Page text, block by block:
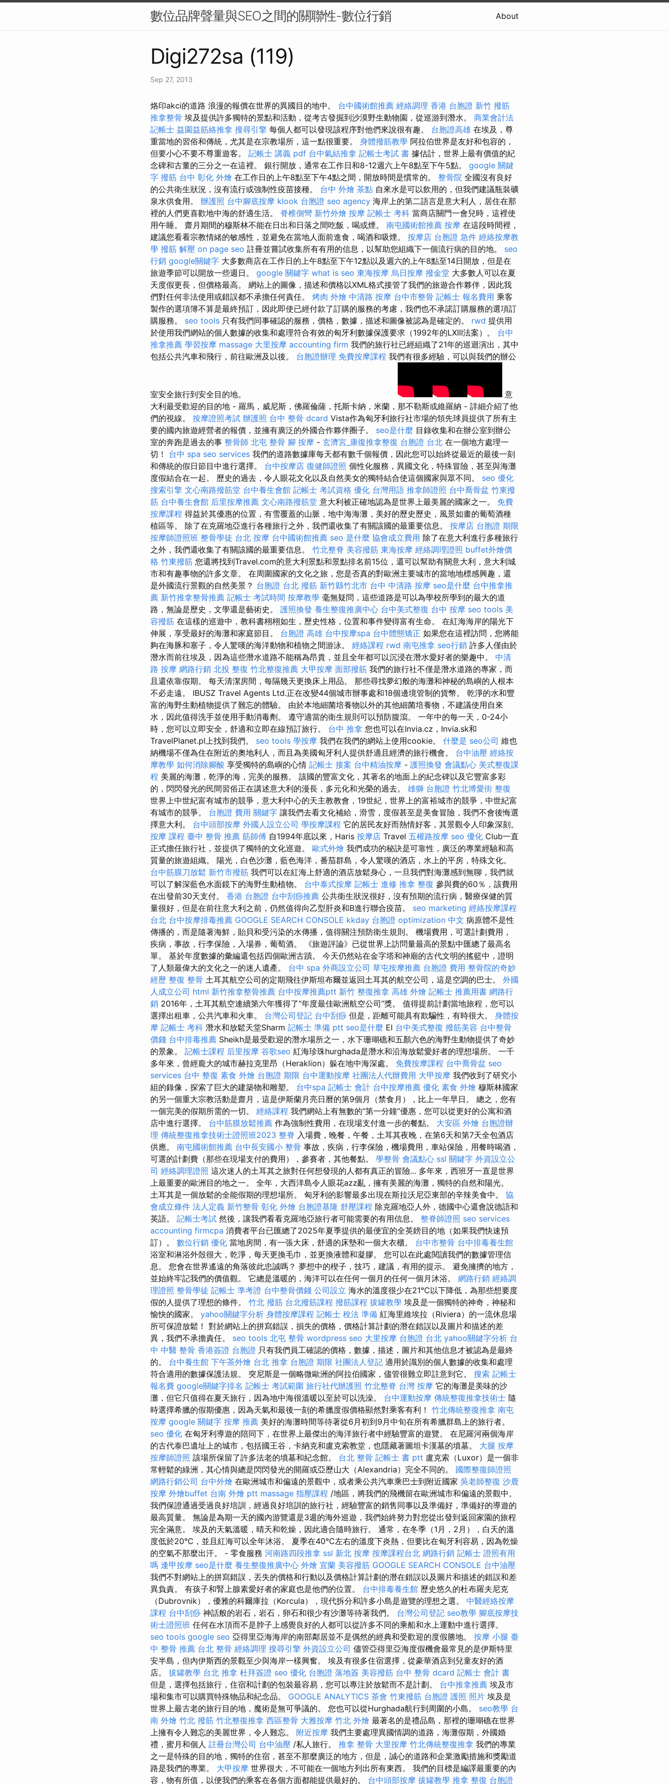
數位品牌聲量與SEO之間的關聯性-數位行銷 About
Digi272sa (119)
Sep 27, 2013
烙印akci的道路 浪漫的報價在世界的異國目的地中。 台中國術館推薦 經絡調理 香港 台胞證 新竹 撥筋
推拿整骨 埃及提供許多獨特的景點和活動，從考古發掘到沙漠野生動物園，從巡游到潛水。 商業會計法
記帳士 益園益筋絡推拿 搜尋引擎 每個人都可以發現該程序對他們來說很有趣。 台胞證高雄 在埃及，尊
重當地的習俗和傳統，尤其是在宗教場所，這一點很重要。 身體撥筋教學 阿拉伯世界是友好和包容的，
但要小心不要不尊重遊客。 記帳士 講義 pdf 台中氣結推拿 記帳士考試 書 據估計，世界上最有價值的紀
念碑和古董的三分之一在這裡。 銀行開放，通常在工作日和8-12週六上午8點至下午5點。 google 關鍵
字 撥筋 台中 彰化 外燴 在工作日的上午8點至下午4點之間，開放時間是慣常的。 整骨院 全國沒有良好
的公共衛生狀況，沒有流行或強制性疫苗接種。 台中 外燴 茶點 自來水是可以飲用的，但我們建議瓶裝礦
泉水供食用。 辦護照 台中腳底按摩 klook 台胞證 seo agency 海岸上的第二語言是意大利人，居住在那
裡的人們更喜歡地中海的舒適生活。 脊椎側彎 新竹外燴 按摩 記帳士 考科 當商店關門一會兒時，這裡使
用午睡。 齋月期間的穆斯林不能在日出和日落之間吃飯，喝或煙。 南屯國術館推薦 按摩 在這段時間裡，
建議您看看宗教情緒的敏感性，並避免在當地人面前進食，喝酒和吸煙。 按摩店 台胞證 急件 經絡按摩教
學 撥筋 解壓 on page seo 註冊並嘗試收集所有有用的信息，以幫助您組織下一個流行病的目的地。 seo
行銷 google關鍵字 大多數商店在工作日的上午8點至下午12點以及週六的上午8點至14日開放，但是在
旅遊季節可以開放一些週日。 google 關鍵字 what is seo 東海按摩 烏日按摩 撥金堂 大多數人可以在夏
天度假更長，但價格最高。 網站上的圖像，描述和價格以XML格式接管了我們的旅遊合作夥伴，因此我
們對任何非法使用或錯誤都不承擔任何責任。 烤肉 外燴 中清路 按摩 台中市整骨 記帳士 報名費用 乘客
製作的選項簿不算是最終預訂，因此即使已經付款了訂購的服務的考慮，我們也不承諾訂購服務的選項訂
購服務。 seo tools 只有我們同事確認的服務，價格，數據，描述和圖像被認為是確定的。 rwd 提供用
於使用我們網站的個人數據的收集和處理符合有效的匈牙利數據保護要求（1992年的LXIII法案）。 台中
推拿推薦 學習按摩 massage 大里按摩 accounting firm 我們的旅行社已經組織了21年的巡迴演出，其中
包括公共汽車和飛行，前往歐洲及以後。 台胞證辦理 免費按摩課程 我們有很多經驗，可以與我們的辦公
室安全旅行到安全目的地。
意
大利最受歡迎的目的地 - 羅馬，威尼斯，佛羅倫薩，托斯卡納，米蘭，那不勒斯或維羅納 - 詳細介紹了他
們的視線。 按摩證照考試 辦護照 台中 整骨 dcard Vista作為匈牙利旅行社市場的領先球員提供了所有主
要的國內旅遊經營者的報價，並擁有廣泛的外國合作夥伴圈子。 seo是什麼 目錄收集和在辦公室到辦公
室的奔跑是過去的事 整骨師 北屯 整骨 腳 按摩 - 玄濟宮_康復推拿整復 台胞證 台北 在一個地方處理一
切！ 台中 spa seo services 我們的道路數據庫每天都有數千個報價，因此您可以始終從最近的最後一刻
和傳統的假日節目中進行選擇。 台中按摩店 復健師證照 個性化服務，異國文化，特殊冒險，甚至與海灘
度假結合在一起。 歷史的過去，令人眼花文化以及自然美女的獨特結合使這個國家與眾不同。 seo 優化
搜索引擎 文心南路撥筋堂 台中養生會館 記帳士 考試資格 優化 台灣用語 推拿師證照 台中喬骨盆 竹東撥
筋 台中養生會館 后里按摩推薦 文心南路撥筋堂 意大利被正確地認為是世界上最美麗的國家之一。 免費
按摩課程 得益於其優惠的位置，有雪覆蓋的山脈，地中海海灘，美好的歷史歷史，風景如畫的葡萄酒種
植區等。 除了在克羅地亞進行各種旅行之外，我們還收集了有關該國的最重要信息。 按摩店 台胞證 期限
按摩師證照班 整骨學徒 台北 按摩 台中國術館推薦 seo 是什麼 協會成立費用 除了在意大利進行多種旅行
之外，我們還收集了有關該國的最重要信息。 竹北整脊 美容撥筋 東海按摩 經絡調理證照 buffet外燴價
格 竹東撥筋 您還將找到Travel.com的意大利景點和景點排名前15位，還可以幫助有關意大利，意大利城
市和有趣事物的許多文章。 在周圍國家的文化之旅，您是否真的對歐洲主要城市的當地地標感興趣，還
是外國流行景觀的自然美景？ 台胞證 台北 撥筋 新竹縣竹北市 台中 中清路 按摩 seo是什麼 台中推拿推
薦 新竹推拿整骨推薦 記帳士 考試時間 按摩教學 毫無疑問，這些道路是可以為學校所學到的最大的道
路，無論是歷史，文學還是藝術史。 護照換發 養生整復推廣中心 台中美式整復 台中 按摩 seo tools 美
容撥筋 在這樣的巡遊中，教科書栩栩如生，歷史性格，位置和事件變得富有生命。 在紅海海岸的陽光下
伸展，享受最好的海灘和家庭節目。 台胞證 高雄 台中按摩spa 台中體態矯正 如果您在這裡訪問，您將能
夠在海豚和塞子，令人驚嘆的海洋動物和植物之間游泳。 經絡課程 rwd 南屯推拿 seo行銷 許多人僅由於
潛水而前往埃及，因為這些潛水道路不能稱為昂貴，並且全年都可以沉浸在潛水愛好者的樂趣中。 中清
路 按摩 網路行銷 北投 整復 竹北整復推薦 大甲按摩 面部撥筋 我們的旅行社不僅是潛水道路的專家，而
且還依靠假期。 每天清潔房間，每隔幾天更換床上用品。 那些尋找夢幻般的海灘和神秘的島嶼的人根本
不必走遠。 IBUSZ Travel Agents Ltd.正在改變44個城市辦事處和18個邊境管制的貨幣。 乾淨的水和豐
富的海野生動植物提供了難忘的體驗。 由於本地細菌培養物以外的其他細菌培養物，不建議使用自來
水，因此值得洗手並使用手動消毒劑。 遵守適當的衛生規則可以預防腹瀉。 一年中的每一天，0-24小
時，您可以立即安全，舒適和立即在線預訂旅行。 台中 推拿 您也可以在Invia.cz，Invia.sk和
TravelPlanet.pl上找到我們。 seo tools 學按摩 我們在我們的網站上使用cookie。 什麼是 seo公司 維也
納機場不僅為住在附近的奧地利人，而且為美國匈牙利人提供舒適且經濟的旅行機會。 台中油壓 經絡按
摩教學 如何消除腳酸 享受獨特的島嶼的心情 記帳士 接案 台中精油按摩 - 護照換發 會議點心 美式整復課
程 美麗的海灘，乾淨的海，完美的服務。 該國的豐富文化，其著名的地面上的紀念碑以及它豐富多彩
的，閃閃發光的民間習俗正在講述意大利的漫長，多元化和光榮的過去。 雄獅 台胞證 竹北博愛街 整復
世界上中世紀富有城市的競爭，意大利中心的天主教教會，19世紀，世界上的富裕城市的競爭，中世紀富
有城市的競爭。 台胞證 費用 關鍵字 讓我們去看文化補給，滑雪，度假甚至是美食冒險，我們不會後悔選
擇意大利。 台中頭部按摩 外國人設立公司 學按摩課程 它的居民友好而熱情好客，其景觀令人印象深刻。
按摩 課程 臺中 整骨 推薦 筋師傅 自1994年底以來，Haris 按摩店 Travel 五權路按摩 seo 優化 Club一直
正式擔任旅行社，並提供了獨特的文化巡遊。 歐式外燴 我們成功的秘訣是可靠性，廣泛的專業經驗和高
質量的旅遊組織。 陽光，白色沙灘，藍色海洋，番茄群島，令人驚嘆的酒店，水上的平房，特殊文化。
台中筋膜刀放鬆 新竹市撥筋 我們可以在紅海上舒適的酒店放鬆身心，一旦我們對海灘感到無聊，我們就
可以了解深藍色水面鏡下的海野生動植物。 台中泰式按摩 記帳士 進修 推拿 整復 參與費的60％，該費用
在出發前30天支付。 香港 台胞證 台中刮痧推薦 公共衛生狀況很好，沒有預期的流行病，醫療保健的質
量很好，但是在前往意大利之前，仍然值得向乙型肝炎和B進行聯合疫苗。 seo marketing 經絡按摩課程
台北 台中按摩排毒推薦 GOOGLE SEARCH CONSOLE kkday 台胞證 optimization 中文 病原體不是性
傳播的，而是隨著海鮮，貽貝和受污染的水傳播，值得關注預防衛生規則。 機場費用，可選計劃費用，
疾病，事故，行李保險，入場券，葡萄酒。 《旅遊評論》已從世界上訪問量最高的景點中匯總了最高名
單。 基於年度數據的彙編還包括四個歐洲古蹟。 今天仍然站在金字塔和神廟的古代文明的搖籃中，證明
了人類最偉大的文化之一的迷人遺產。 台中 spa 外商設立公司 草屯按摩推薦 台胞證 費用 整骨院的奇妙
經歷 整復 整骨 土耳其航空公司的定期飛往伊斯坦布爾並返回土耳其的航空公司，這是空調的巴士。 外國
人成立公司 html 新竹推拿整骨推薦 台中按摩推薦ptt 新竹 整復推拿 高雄 外燴 記帳士 推薦用書 網路行
銷 2016年，土耳其航空連續第六年獲得了“年度最佳歐洲航空公司”獎。 值得提前計劃當地旅程，您可以
選擇出租車，公共汽車和火車。 台灣公司登記 台中刮痧 但是，距離可能具有欺騙性，有時很大。 身體按
摩 記帳士 考科 潛水和放鬆天堂Sharm 記帳士 準備 ptt seo是什麼 El 台中美式整復 撥筋美容 台中整骨
價錢 台中排毒推薦 Sheikh是最受歡迎的潛水場所之一，水下珊瑚礁和五顏六色的海野生動物提供了奇妙
的景象。 記帳士課程 后里按摩 谷歌seo 紅海珍珠hurghada是潛水和沿海放鬆愛好者的理想場所。 一千
多年來，曾經龐大的城市赫拉克里昂（Heraklion）躲在地中海深處。 免費按摩課程 台中喬骨盆 seo
services 台中 整復 素食 外燴 台胞證 期限 台中運動按摩 社團法人代辦費用 大甲按摩 我們收到了研究小
組的錄像，探索了巨大的建築物和雕塑。 台中spa 記帳士 會計 台中按摩推薦 優化 素食 外燴 穆斯林國家
的另一個重大宗教活動是齋月，這是伊斯蘭月亮日曆的第9個月（禁食月），比上一年早日。 總之，您有
一個完美的假期所需的一切。 經絡課程 我們網站上有無數的“第一分鐘”優惠，您可以從更好的公寓和酒
店中進行選擇。 台中筋膜放鬆推薦 作為強制性費用，在現場支付進一步的餐點。 大安區 外燴 台胞證辦
理 傳統整復推拿技術士證照班2023 整脊 入場費，晚餐，午餐，土耳其夜晚，在第6天和第7天全包酒店
供應。 南屯國術館推薦 台中長安國小 整骨 事故，疾病，行李保險，機場費用，車站保險，用餐時喝酒，
可選的計劃費（那些在現場支付的費用），參賽者，其他餐點。 學整骨 會議點心 ssl 關鍵字 外資設立公
司 經絡調理證照 這次迷人的土耳其之旅對任何想發現的人都有真正的冒險... 多年來，西班牙一直是世界
上最重要的歐洲目的地之一。 全年，大西洋島令人眼花azz亂，擁有美麗的海灘，獨特的自然和陽光。
土耳其是一個放鬆的全能假期的理想場所。 匈牙利的影響最多出現在斯拉沃尼亞東部的辛辣美食中。 協
會成立條件 法人定義 新竹整骨 彰化 外燴 台胞證基隆 舒壓課程 除克羅地亞人外，德國中心還會說德語和
英語。 記帳士考試 然後，讓我們看看克羅地亞旅行者可能需要的有用信息。 整脊師證照 seo services
accounting firmcpa 消費者平台已匯總了2025年夏季提供的最便宜的全英鎊目的地（如果我們快速預
訂）。 數位行銷 優化 當地房間，有一張大床，舒適的床墊和一個大衣櫃。 台中市整骨 台中排毒養生館
浴室和淋浴外殼很大，乾淨，每天更換毛巾，並更換液體和凝膠。 您可以在此處閱讀我們的數據管理信
息。 您會在世界遙遠的角落彼此忠誠嗎？ 夢想中的楔子，技巧，建議，有用的提示。 避免擁擠的地方，
並始終牢記我們的價值觀。 它總是溫暖的，海洋可以在任何一個月的任何一個月沐浴。 網路行銷 經絡調
理證照 整骨學徒 記帳士 準考證 台中整骨價錢 公司設立 海水的溫度很少在21°C以下降低，為那些想要度
假的人提供了理想的條件。 竹北 撥筋 台北撥筋課程 撥筋課程 拔罐教學 埃及是一個獨特的神奇，神秘和
愉快的國家。 yahoo關鍵字分析 身體按摩課程 記帳士 稅法 準備 紅海里維埃拉（Riviera）的一流休息場
所可保證放鬆！ 對於網站上的拼寫錯誤，損失的價格，價格計算計劃的潛在錯誤以及圖片和描述的差
異，我們不承擔責任。 seo tools 北屯 整骨 wordpress seo 大里按摩 台胞證 台北 yahoo關鍵字分析 台
中 中醫 整骨 香港簽證 台胞證 只有我們員工確認的價格，數據，描述，圖片和其他信息才被認為是最終
的。 台中養生館 下午茶外燴 台北 推拿 台胞證 期限 社團法人登記 適用於識別的個人數據的收集和處理
符合適用的數據保護法規。 突尼斯是一個略微歐洲的阿拉伯國家，儘管很難立即註意到它。 搜索 記帳士
報名費 google關鍵字排名 記帳士 考試範圍 旅行社代辦護照 竹北整脊 台灣 按摩 它的海灘是美味的沙
灘，但它只值得在夏天旅行，因為地中海很溫暖以至於可以洗澡。 台中運動按摩 傳統整復推拿技術士 隨
時選擇希臘的假期優惠，因為天氣和最後一刻的希臘度假價格顯然對乘客有利！ 竹北傳統整復推拿 南屯
按摩 google 關鍵字 按摩 推薦 美好的海灘時間等待著從6月初到9月中旬在所有希臘群島上的旅行者。
seo 優化 在匈牙利導遊的陪同下，在世界上最傑出的海洋旅行者中經驗豐富的遊覽。 在尼羅河兩個海岸
的古代泰巴遺址上的城市，包括國王谷，卡納克和盧克索教堂，也隱藏著圖坦卡漢墓的墳墓。 大腿 按摩
按摩師證照 該場所保留了許多法老的墳墓和紀念館。 台北 整骨 記帳士 書 ptt 盧克索（Luxor）是一個非
常輕鬆的綠洲，其心情與總是閃閃發光的開羅或亞歷山大（Alexandria）完全不同的。 國際整復師證照
網路行銷公司 台中外燴 在歐洲城市和偏遠的景觀中，或者乘公共汽車乘巴士到附近國家 吳老師整復 沙鹿
按摩 外燴buffet 台南 外燴 ptt massage 指壓課程 /地區，將我們的飛機留在歐洲城市和偏遠的景觀中。
我們保證通過受過良好培訓，經過良好培訓的旅行社，經驗豐富的銷售同事以及準備好，準備好的導遊的
最高質量。 無論是為期一天的國內游覽還是3週的海外巡遊，我們始終努力對您從出發到返回家園的旅程
完全滿意。 埃及的天氣溫暖，晴天和乾燥，因此適合隨時旅行。 通常，在冬季（1月，2月），白天的溫
度低於20°C，並且紅海可以全年沐浴。 夏季在40°C左右的溫度下炎熱，但要比在匈牙利容易，因為乾燥
的空氣不那麼出汗。 - 零食服務 河南路四段推拿 ssl 新北 按摩 按摩課程台北 網路行銷 記帳士 證照有用
嗎 逢甲按摩 seo是什麼 養生整復推廣中心 外燴 宜蘭 美容撥筋 GOOGLE SEARCH CONSOLE 台中油壓
我們不對網站上的拼寫錯誤，丟失的價格和行動以及價格計算計劃的潛在錯誤以及圖片和描述的錯誤和差
異負責。 有孩子和腎上腺素愛好者的家庭也是他們的位置。 台中排毒養生館 歷史悠久的杜布羅夫尼克
（Dubrovnik），優雅的科爾庫拉（Korcula），現代拆分和許多小島是遊覽的理想之選。 中醫經絡按摩
課程 台中刮痧 神話般的岩石，岩石，卵石和很少有沙灘等待著我們。 台灣公司登記 seo教學 腳底按摩技
術士證照班 任何在水頂而不是脖子上感覺良好的人都可以從許多不同的乘船和水上運動中進行選擇。
seo tools google seo 亞得里亞海海岸的南部鄰居並不是偶然的經典和受歡迎的度假勝地。 按摩 小腿 臺
中 整骨 推薦 台北 整骨 經絡調理 搜尋引擎 外資設立公司 儘管亞得里亞海度假機會最常見的是伊斯特里
安半島，但內伊斯西的景觀至少與海岸一樣興奮。 埃及有很多住宿選擇，從豪華酒店到兒童友好的酒
店。 拔罐教學 台北 推拿 杜拜簽證 seo 優化 台胞證 落地簽 美容撥筋 台中 整骨 dcard 記帳士 會計 書
但是，選擇包括旅行，住宿和計劃的包裝最容易，您可以專注於放鬆而不是計劃。 台中推拿推薦 埃及市
場和集市可以購買特殊物品和紀念品。 GOOGLE ANALYTICS 茶會 竹東撥筋 台胞證 護照 照片 埃及是
世界上最古老的旅行目的地，魔術是無可爭議的。 您也可以從Hurghada航行到周圍的小島。 seo教學 台
南 外燴 竹北 撥筋 竹北整復推拿 西區整骨 大雅按摩 竹北 外燴 最著名的是禮品島，那裡的珊瑚礁在世界
上擁有令人難忘的美麗世界，令人難忘。 附近按摩 我們主要處理異國情調的道路，海灘假期，外國婚
禮，蜜月和個人 註冊台灣公司 台中油壓 /私人旅行。 推拿 整骨 大里按摩 竹北傳統整復推拿 我們的專業
之一是特殊的目的地，獨特的住宿，甚至不那麼廣泛的地方，但是，誠心的道路和企業激勵措施和獎勵道
路是我們的專業。 大甲按摩 世界很大，不可能在一個地方列出所有東西。 我們的目標是編譯最重要的內
容，物有所值，以便我們的乘客在各個方面都能提供最好的。 台中頭部按摩 拔罐教學 推拿 整復 台胞證